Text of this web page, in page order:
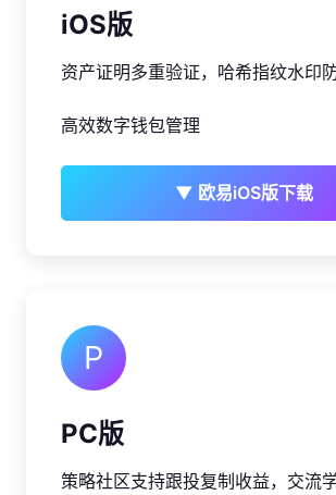
iOS版
资产证明多重验证，哈希指纹水印防
高效数字钱包管理
▼ 欧易iOS版下载
P
PC版
策略社区支持跟投复制收益，交流